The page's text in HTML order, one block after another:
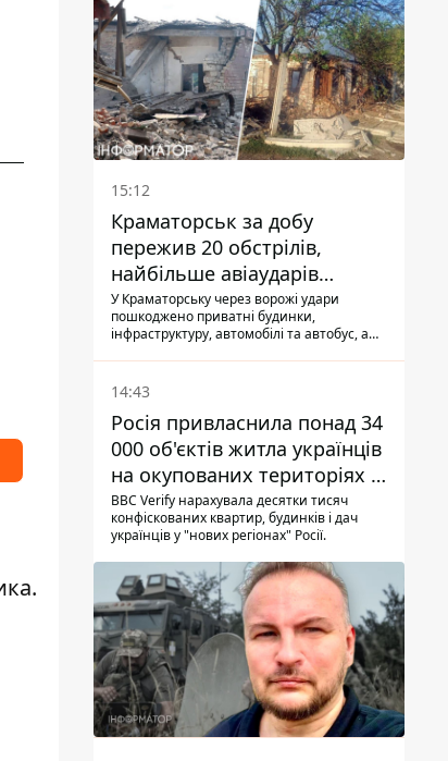
15:12
Краматорськ за добу
пережив 20 обстрілів,
найбільше авіаударів
КАБ-250
У Краматорську через ворожі удари
пошкоджено приватні будинки,
інфраструктуру, автомобілі та автобус, а
14:43
Росія привласнила понад 34
000 об'єктів житла українців
на окупованих територіях -
розслідування BBC
BBC Verify нарахувала десятки тисяч
конфіскованих квартир, будинків і дач
українців у "нових регіонах" Росії.